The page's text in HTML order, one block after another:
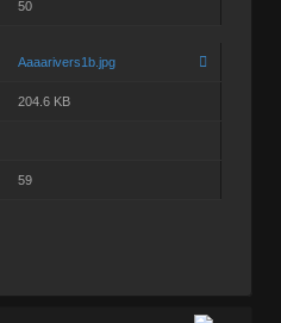
50
Aaaarivers1b.jpg
204.6 KB
59